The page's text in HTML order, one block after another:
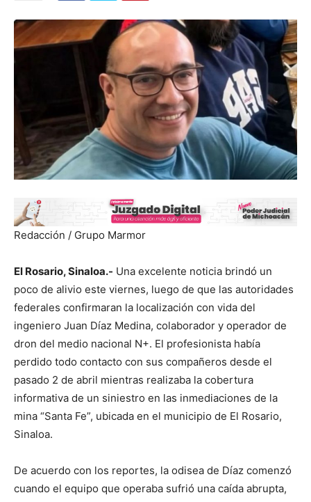
Redacción / Grupo Marmor
El Rosario, Sinaloa.- Una excelente noticia brindó un
poco de alivio este viernes, luego de que las autoridades
federales confirmaran la localización con vida del
ingeniero Juan Díaz Medina, colaborador y operador de
dron del medio nacional N+. El profesionista había
perdido todo contacto con sus compañeros desde el
pasado 2 de abril mientras realizaba la cobertura
informativa de un siniestro en las inmediaciones de la
mina “Santa Fe”, ubicada en el municipio de El Rosario,
Sinaloa.
De acuerdo con los reportes, la odisea de Díaz comenzó
cuando el equipo que operaba sufrió una caída abrupta,